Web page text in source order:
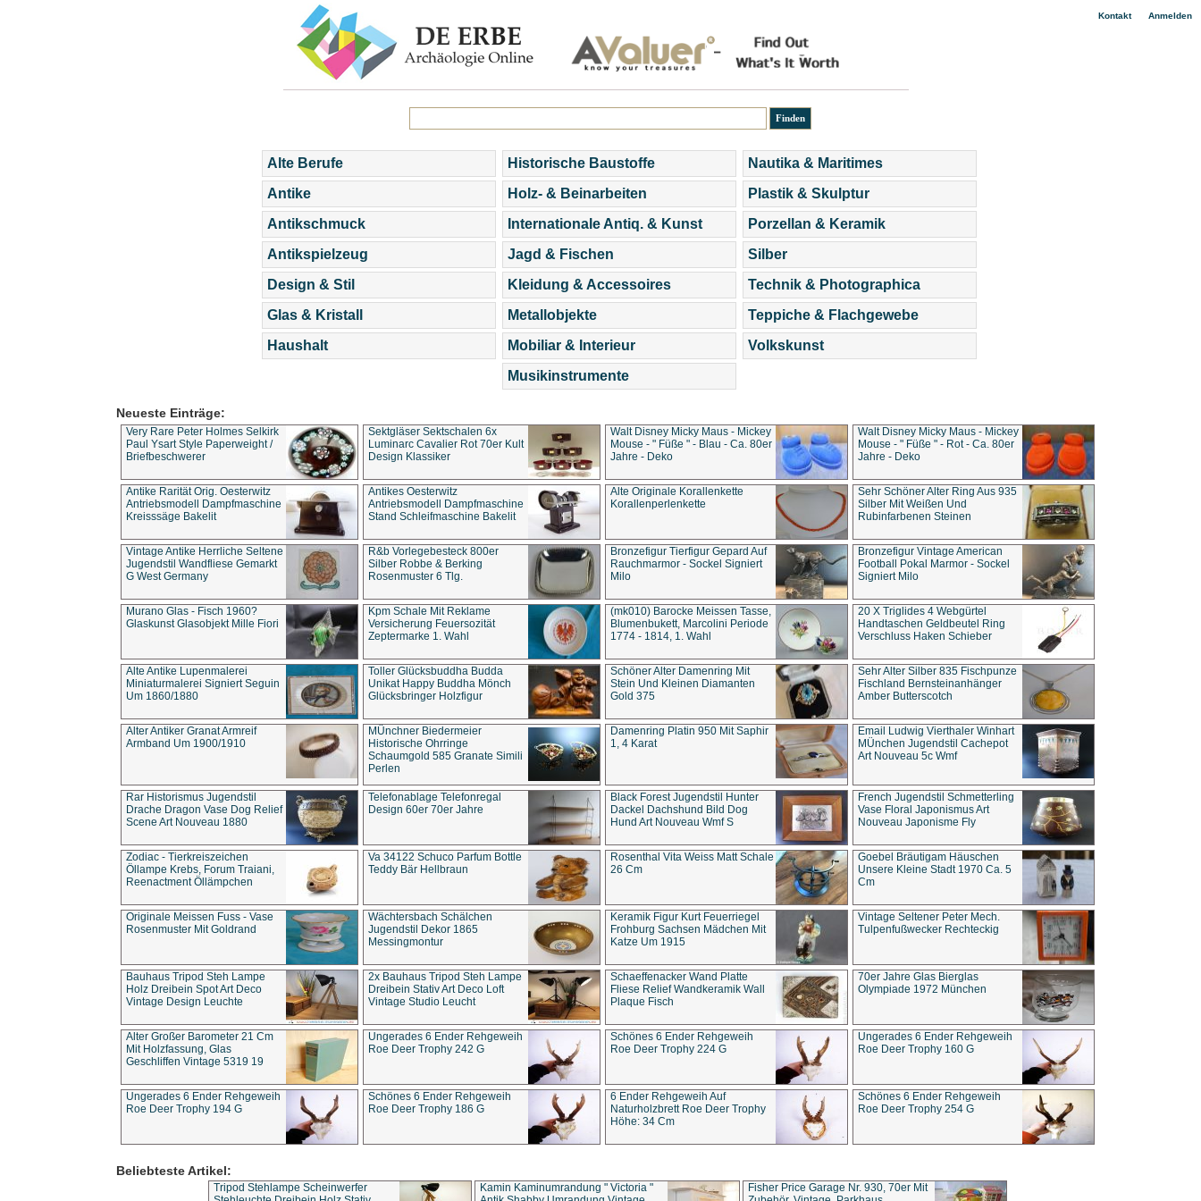
Kontakt| Anmelden
Alte Berufe
Antike
Antikschmuck
Antikspielzeug
Design & Stil
Glas & Kristall
Haushalt
Historische Baustoffe
Holz- & Beinarbeiten
Internationale Antiq. & Kunst
Jagd & Fischen
Kleidung & Accessoires
Metallobjekte
Mobiliar & Interieur
Musikinstrumente
Nautika & Maritimes
Plastik & Skulptur
Porzellan & Keramik
Silber
Technik & Photographica
Teppiche & Flachgewebe
Volkskunst
Neueste Einträge:
Very Rare Peter Holmes Selkirk
Paul Ysart Style Paperweight /
Briefbeschwerer
Sektgläser Sektschalen 6x
Luminarc Cavalier Rot 70er Kult
Design Klassiker
Walt Disney Micky Maus - Mickey
Mouse - " Füße " - Blau - Ca. 80er
Jahre - Deko
Walt Disney Micky Maus - Mickey
Mouse - " Füße " - Rot - Ca. 80er
Jahre - Deko
Antike Rarität Orig. Oesterwitz
Antriebsmodell Dampfmaschine
Kreisssäge Bakelit
Antikes Oesterwitz
Antriebsmodell Dampfmaschine
Stand Schleifmaschine Bakelit
Alte Originale Korallenkette
Korallenperlenkette
Sehr Schöner Alter Ring Aus 935
Silber Mit Weißen Und
Rubinfarbenen Steinen
Vintage Antike Herrliche Seltene
Jugendstil Wandfliese Gemarkt
G West Germany
R&b Vorlegebesteck 800er
Silber Robbe & Berking
Rosenmuster 6 Tlg.
Bronzefigur Tierfigur Gepard Auf
Rauchmarmor - Sockel Signiert
Milo
Bronzefigur Vintage American
Football Pokal Marmor - Sockel
Signiert Milo
Murano Glas - Fisch 1960?
Glaskunst Glasobjekt Mille Fiori
Kpm Schale Mit Reklame
Versicherung Feuersozität
Zeptermarke 1. Wahl
(mk010) Barocke Meissen Tasse,
Blumenbukett, Marcolini Periode
1774 - 1814, 1. Wahl
20 X Triglides 4 Webgürtel
Handtaschen Geldbeutel Ring
Verschluss Haken Schieber
Alte Antike Lupenmalerei
Miniaturmalerei Signiert Seguin
Um 1860/1880
Toller Glücksbuddha Budda
Unikat Happy Buddha Mönch
Glücksbringer Holzfigur
Schöner Alter Damenring Mit
Stein Und Kleinen Diamanten
Gold 375
Sehr Alter Silber 835 Fischpunze
Fischland Bernsteinanhänger
Amber Butterscotch
Alter Antiker Granat Armreif
Armband Um 1900/1910
MÜnchner Biedermeier
Historische Ohrringe
Schaumgold 585 Granate Simili
Perlen
Damenring Platin 950 Mit Saphir
1, 4 Karat
Email Ludwig Vierthaler Winhart
MÜnchen Jugendstil Cachepot
Art Nouveau 5c Wmf
Rar Historismus Jugendstil
Drache Dragon Vase Dog Relief
Scene Art Nouveau 1880
Telefonablage Telefonregal
Design 60er 70er Jahre
Black Forest Jugendstil Hunter
Dackel Dachshund Bild Dog
Hund Art Nouveau Wmf S
French Jugendstil Schmetterling
Vase Floral Japonismus Art
Nouveau Japonisme Fly
Zodiac - Tierkreiszeichen
Öllampe Krebs, Forum Traiani,
Reenactment Öllämpchen
Va 34122 Schuco Parfum Bottle
Teddy Bär Hellbraun
Rosenthal Vita Weiss Matt Schale
26 Cm
Goebel Bräutigam Häuschen
Unsere Kleine Stadt 1970 Ca. 5
Cm
Originale Meissen Fuss - Vase
Rosenmuster Mit Goldrand
Wächtersbach Schälchen
Jugendstil Dekor 1865
Messingmontur
Keramik Figur Kurt Feuerriegel
Frohburg Sachsen Mädchen Mit
Katze Um 1915
Vintage Seltener Peter Mech.
Tulpenfußwecker Rechteckig
Bauhaus Tripod Steh Lampe
Holz Dreibein Spot Art Deco
Vintage Design Leuchte
2x Bauhaus Tripod Steh Lampe
Dreibein Stativ Art Deco Loft
Vintage Studio Leucht
Schaeffenacker Wand Platte
Fliese Relief Wandkeramik Wall
Plaque Fisch
70er Jahre Glas Bierglas
Olympiade 1972 München
Alter Großer Barometer 21 Cm
Mit Holzfassung, Glas
Geschliffen Vintage 5319 19
Ungerades 6 Ender Rehgeweih
Roe Deer Trophy 242 G
Schönes 6 Ender Rehgeweih
Roe Deer Trophy 224 G
Ungerades 6 Ender Rehgeweih
Roe Deer Trophy 160 G
Ungerades 6 Ender Rehgeweih
Roe Deer Trophy 194 G
Schönes 6 Ender Rehgeweih
Roe Deer Trophy 186 G
6 Ender Rehgeweih Auf
Naturholzbrett Roe Deer Trophy
Höhe: 34 Cm
Schönes 6 Ender Rehgeweih
Roe Deer Trophy 254 G
Beliebteste Artikel:
Tripod Stehlampe Scheinwerfer
Kamin Kaminumrandung " Victoria "
Fisher Price Garage Nr. 930, 70er Mit